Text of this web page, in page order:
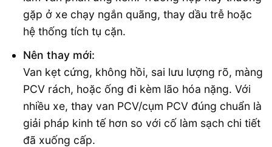
gặp ở xe chạy ngắn quãng, thay dầu trễ hoặc
hệ thống tích tụ cặn.
Nên thay mới:
Van kẹt cứng, không hồi, sai lưu lượng rõ, màng
PCV rách, hoặc ống đi kèm lão hóa nặng. Với
nhiều xe, thay van PCV/cụm PCV đúng chuẩn là
giải pháp kinh tế hơn so với cố làm sạch chi tiết
đã xuống cấp.